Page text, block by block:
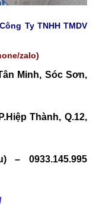
Ty TNHH TMDV
zalo)
Minh, Sóc Sơn,
Thành, Q.12,
– 0933.145.995